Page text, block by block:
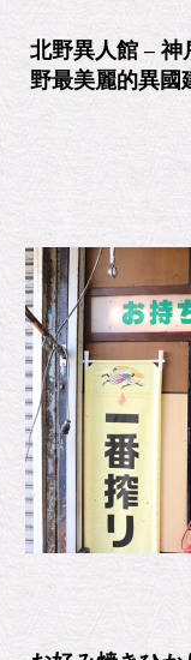
北野異人館 –
野最美麗的異國